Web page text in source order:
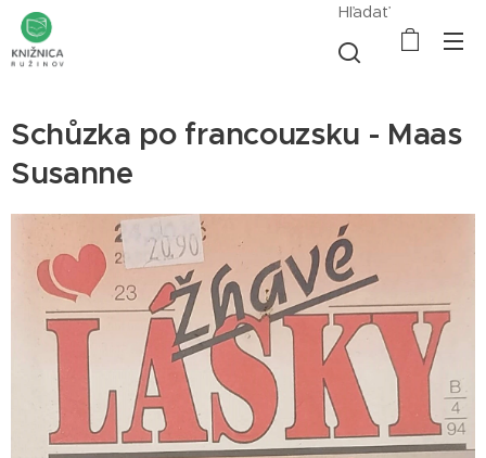
Hľadať
Schůzka po francouzsku - Maas
Susanne